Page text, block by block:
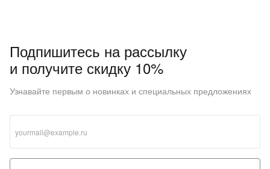
Подпишитесь на рассылку
и получите скидку 10%
Узнавайте первым о новинках и специальных предложениях